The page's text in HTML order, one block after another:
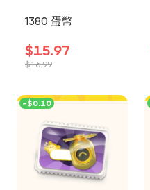
1380 蛋幣
$15.97
$16.99
-$0.10